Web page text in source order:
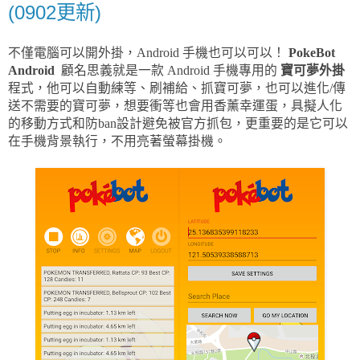
(0902更新)
不僅電腦可以開外掛，Android 手機也可以可以！
PokeBot
Android 顧名思義就是一款 Android 手機專用的 寶可夢外掛
程式，他可以自動練等、刷補給、抓寶可夢，也可以進化/傳
送不需要的寶可夢，想要衝等也會用香薰幸運蛋，具擬人化
的移動方式和防ban設計避免被官方抓包，更重要的是它可以
在手機背景執行，不用亮著螢幕掛機。